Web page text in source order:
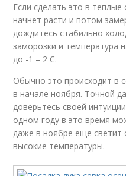
Если сделать это в теплые
начнет расти и потом
дождитесь стабильно
заморозки и температура
до -1 – 2 С.
Обычно это происходит в
в начале ноября. Точной
доверьтесь своей
одном году в это время
даже в ноябре еще светит
высокие температуры.